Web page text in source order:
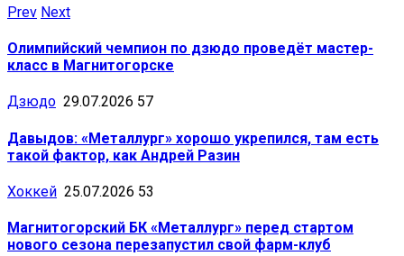
Prev Next
Олимпийский чемпион по дзюдо проведёт мастер-
класс в Магнитогорске
Дзюдо 29.07.2026 57
Давыдов: «Металлург» хорошо укрепился, там есть
такой фактор, как Андрей Разин
Хоккей 25.07.2026 53
Магнитогорский БК «Металлург» перед стартом
нового сезона перезапустил свой фарм-клуб